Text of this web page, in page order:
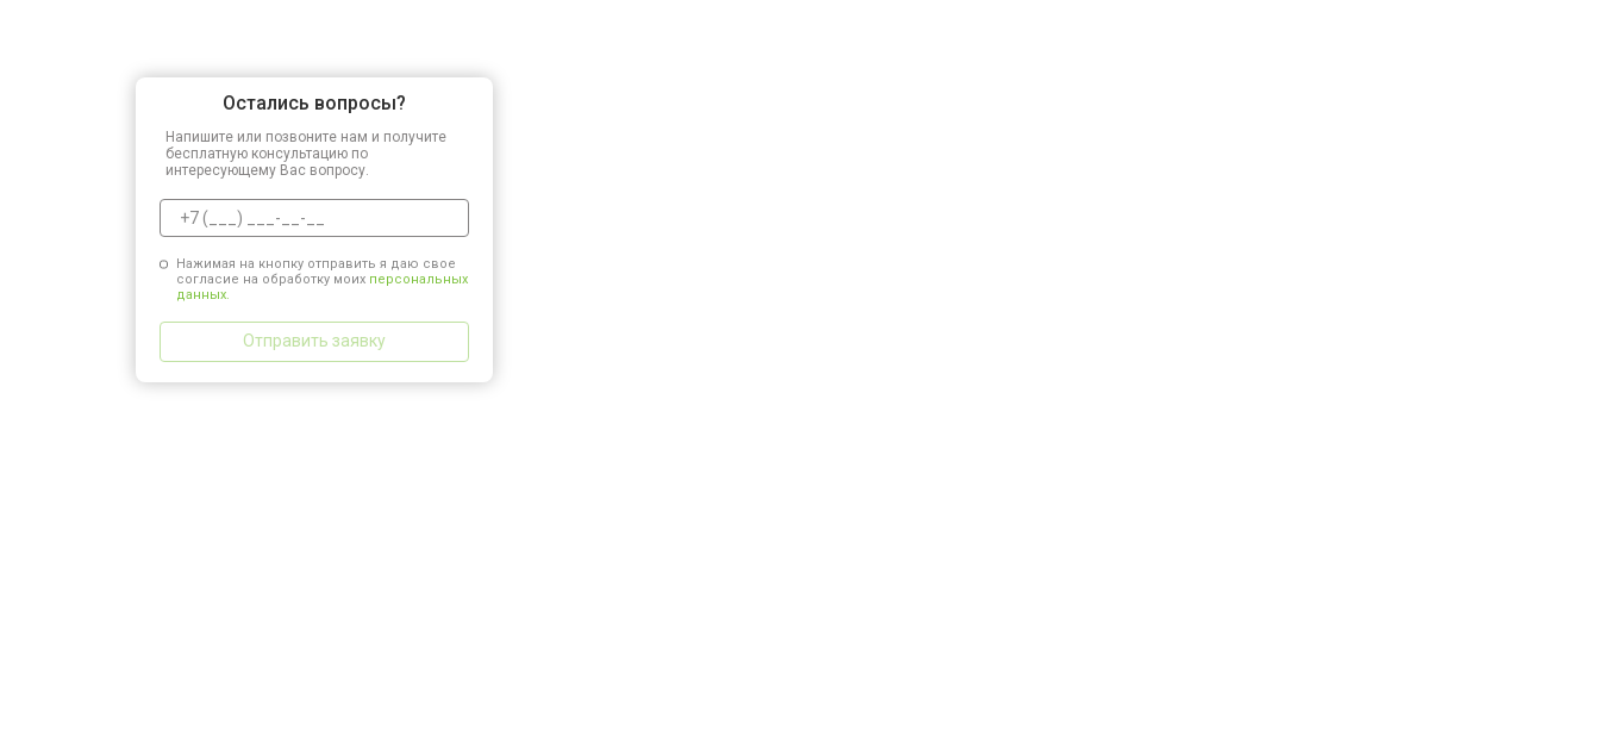
Остались вопросы?
Напишите или позвоните нам и получите
бесплатную консультацию по
интересующему Вас вопросу.
Нажимая на кнопку отправить я даю свое
согласие на обработку моих персональных
данных.
Отправить заявку